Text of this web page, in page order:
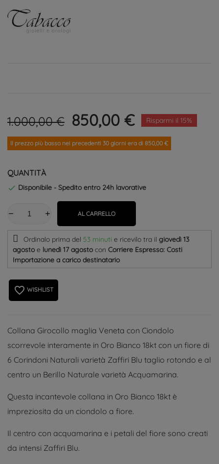
1.000,00 € 850,00 € Risparmi il 15%
Il prezzo più basso nei precedenti 30 giorni era di 850,00 €
QUANTITÀ
 Disponibile - Spedito entro 24h lavorative
AL CARRELLO
Ordinalo prima del 53 minuti e ricevilo tra il giovedì 13
agostoe lunedì 17 agosto con Corriere Espresso: Costi
Importazione a carico destinatario
favorite_border WISHLIST
Collana Girocollo maglia Veneta con Ciondolo
scorrevole interamente in Oro Bianco 18kt con un fiore di
6 Corindoni Naturali varietà Zaffiri Blu taglio rotondo e al
centro un Berillo Naturale varietà Acquamarina.
Questa incantevole collana in Oro Bianco 18kt è
impreziosita da un ciondolo a fiore.
Il centro con acquamarina e i petali del fiore sono creati
da intensi Zaffiri Blu.